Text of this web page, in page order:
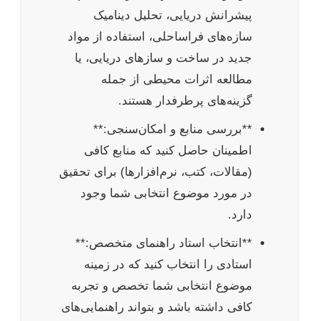
پیشرانش دریایی، تحلیل دینامیک
سازه‌های فراساحلی، استفاده از مواد
جدید در ساخت و سازهای دریایی، یا
مطالعه اثرات محیطی از جمله
گزینه‌های پرطرفدار هستند.
**بررسی منابع و امکان‌سنجی:**
اطمینان حاصل کنید که منابع کافی
(مقالات، کتب، نرم‌افزارها) برای تحقیق
در مورد موضوع انتخابی شما وجود
دارد.
**انتخاب استاد راهنمای متخصص:**
استادی را انتخاب کنید که در زمینه
موضوع انتخابی شما تخصص و تجربه
کافی داشته باشد و بتواند راهنمایی‌های